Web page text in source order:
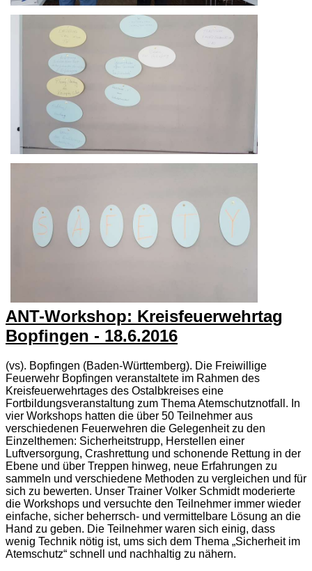
ANT-Workshop: Kreisfeuerwehrtag
Bopfingen - 18.6.2016
(vs). Bopfingen (Baden-Württemberg). Die Freiwillige
Feuerwehr Bopfingen veranstaltete im Rahmen des
Kreisfeuerwehrtages des Ostalbkreises eine
Fortbildungsveranstaltung zum Thema Atemschutznotfall. In
vier Workshops hatten die über 50 Teilnehmer aus
verschiedenen Feuerwehren die Gelegenheit zu den
Einzelthemen: Sicherheitstrupp, Herstellen einer
Luftversorgung, Crashrettung und schonende Rettung in der
Ebene und über Treppen hinweg, neue Erfahrungen zu
sammeln und verschiedene Methoden zu vergleichen und für
sich zu bewerten. Unser Trainer Volker Schmidt moderierte
die Workshops und versuchte den Teilnehmer immer wieder
einfache, sicher beherrsch- und vermittelbare Lösung an die
Hand zu geben. Die Teilnehmer waren sich einig, dass
wenig Technik nötig ist, ums sich dem Thema „Sicherheit im
Atemschutz“ schnell und nachhaltig zu nähern.